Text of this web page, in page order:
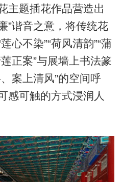
主题插花作品营造出
”谐音之意，将传统花
心不染”“荷风清韵”“蒲
莲正案”与展墙上书法篆
案上清风”的空间呼
感可触的方式浸润人